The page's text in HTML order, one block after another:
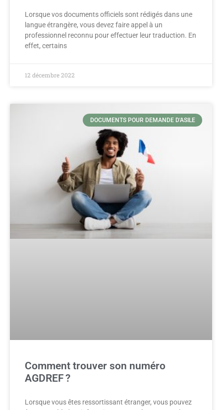
Lorsque vos documents officiels sont rédigés dans une
langue étrangère, vous devez faire appel à un
professionnel reconnu pour effectuer leur traduction. En
effet, certains
12 décembre 2022
DOCUMENTS POUR DEMANDE D'ASILE
Comment trouver son numéro
AGDREF ?
Lorsque vous êtes ressortissant étranger, vous pouvez